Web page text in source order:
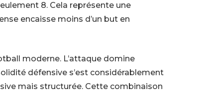
8. Cela représente une
encaisse moins d’un but en
moderne. L’attaque domine
défensive s’est considérablement
mais structurée. Cette combinaison